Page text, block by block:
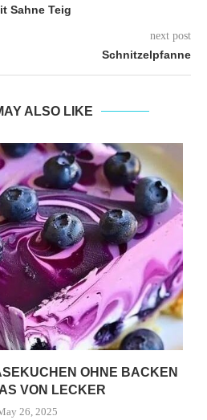
Sahne Teig
next post
Schnitzelpfanne
ALSO LIKE
OHNE BACKEN
VON LECKER
26, 2025